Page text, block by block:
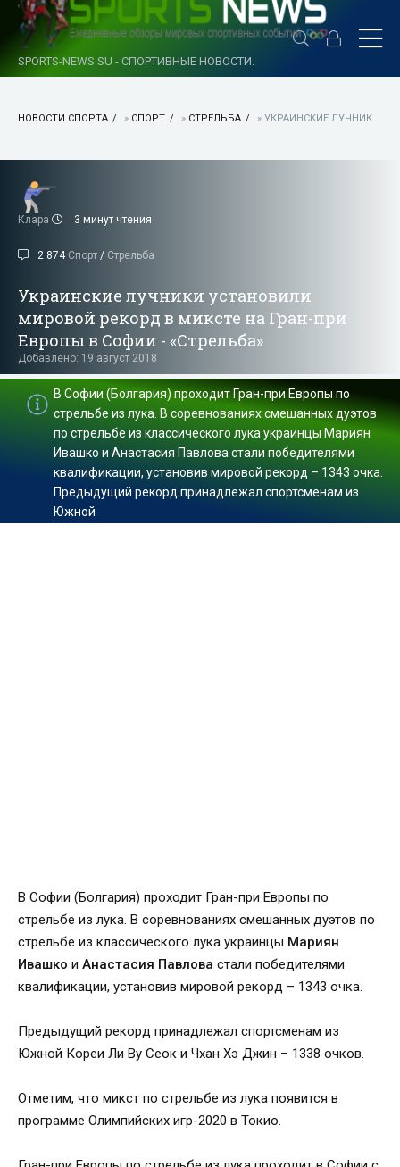
SPORTS-NEWS.SU - СПОРТИВНЫЕ НОВОСТИ.
НОВОСТИ СПОРТА » СПОРТ » СТРЕЛЬБА » УКРАИНСКИЕ ЛУЧНИКИ УСТАНОВИЛИ МИРОВОЙ РЕКОРД В МИКСТЕ НА ГРАН-ПРИ ЕВРОПЫ В СОФИИ - «СТРЕЛЬБА»
Клара 3 минут чтения
2 874 Спорт / Стрельба
Украинские лучники установили
мировой рекорд в миксте на Гран-при
Европы в Софии - «Стрельба»
Добавлено: 19 август 2018
В Софии (Болгария) проходит Гран-при Европы по
стрельбе из лука. В соревнованиях смешанных дуэтов
по стрельбе из классического лука украинцы Мариян
Ивашко и Анастасия Павлова стали победителями
квалификации, установив мировой рекорд – 1343 очка.
Предыдущий рекорд принадлежал спортсменам из
Южной
В Софии (Болгария) проходит Гран-при Европы по
стрельбе из лука. В соревнованиях смешанных дуэтов по
стрельбе из классического лука украинцы Мариян
Ивашко и Анастасия Павлова стали победителями
квалификации, установив мировой рекорд – 1343 очка.
Предыдущий рекорд принадлежал спортсменам из
Южной Кореи Ли Ву Сеок и Чхан Хэ Джин – 1338 очков.
Отметим, что микст по стрельбе из лука появится в
программе Олимпийских игр-2020 в Токио.